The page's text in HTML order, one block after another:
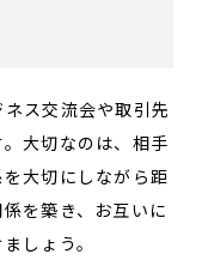
ス交流会や取引先
大切なのは、相手
大切にしながら距
を築き、お互いに
しょう。